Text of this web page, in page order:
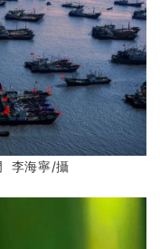
李海寧/攝